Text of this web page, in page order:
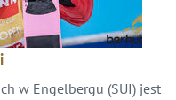
w Engelbergu (SUI) jest